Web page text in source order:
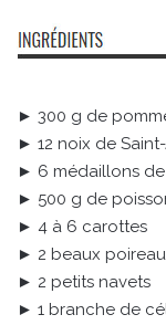
► 300 g de
► 12 noix de
► 6 médaillons
► 500 g de
► 4 à 6 carottes
► 2 beaux
► 2 petits navets
► 1 branche de